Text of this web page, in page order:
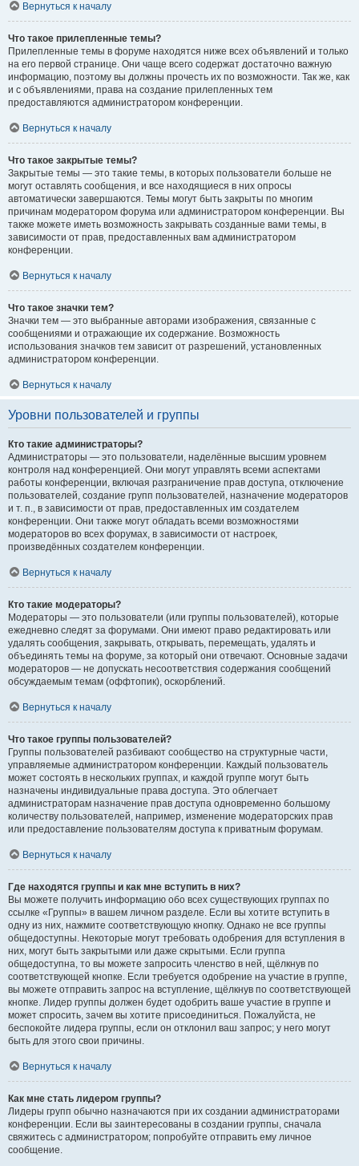
Вернуться к началу
Что такое прилепленные темы?
Прилепленные темы в форуме находятся ниже всех объявлений и только
на его первой странице. Они чаще всего содержат достаточно важную
информацию, поэтому вы должны прочесть их по возможности. Так же, как
и с объявлениями, права на создание прилепленных тем
предоставляются администратором конференции.
Вернуться к началу
Что такое закрытые темы?
Закрытые темы — это такие темы, в которых пользователи больше не
могут оставлять сообщения, и все находящиеся в них опросы
автоматически завершаются. Темы могут быть закрыты по многим
причинам модератором форума или администратором конференции. Вы
также можете иметь возможность закрывать созданные вами темы, в
зависимости от прав, предоставленных вам администратором
конференции.
Вернуться к началу
Что такое значки тем?
Значки тем — это выбранные авторами изображения, связанные с
сообщениями и отражающие их содержание. Возможность
использования значков тем зависит от разрешений, установленных
администратором конференции.
Вернуться к началу
Уровни пользователей и группы
Кто такие администраторы?
Администраторы — это пользователи, наделённые высшим уровнем
контроля над конференцией. Они могут управлять всеми аспектами
работы конференции, включая разграничение прав доступа, отключение
пользователей, создание групп пользователей, назначение модераторов
и т. п., в зависимости от прав, предоставленных им создателем
конференции. Они также могут обладать всеми возможностями
модераторов во всех форумах, в зависимости от настроек,
произведённых создателем конференции.
Вернуться к началу
Кто такие модераторы?
Модераторы — это пользователи (или группы пользователей), которые
ежедневно следят за форумами. Они имеют право редактировать или
удалять сообщения, закрывать, открывать, перемещать, удалять и
объединять темы на форуме, за который они отвечают. Основные задачи
модераторов — не допускать несоответствия содержания сообщений
обсуждаемым темам (оффтопик), оскорблений.
Вернуться к началу
Что такое группы пользователей?
Группы пользователей разбивают сообщество на структурные части,
управляемые администратором конференции. Каждый пользователь
может состоять в нескольких группах, и каждой группе могут быть
назначены индивидуальные права доступа. Это облегчает
администраторам назначение прав доступа одновременно большому
количеству пользователей, например, изменение модераторских прав
или предоставление пользователям доступа к приватным форумам.
Вернуться к началу
Где находятся группы и как мне вступить в них?
Вы можете получить информацию обо всех существующих группах по
ссылке «Группы» в вашем личном разделе. Если вы хотите вступить в
одну из них, нажмите соответствующую кнопку. Однако не все группы
общедоступны. Некоторые могут требовать одобрения для вступления в
них, могут быть закрытыми или даже скрытыми. Если группа
общедоступна, то вы можете запросить членство в ней, щёлкнув по
соответствующей кнопке. Если требуется одобрение на участие в группе,
вы можете отправить запрос на вступление, щёлкнув по соответствующей
кнопке. Лидер группы должен будет одобрить ваше участие в группе и
может спросить, зачем вы хотите присоединиться. Пожалуйста, не
беспокойте лидера группы, если он отклонил ваш запрос; у него могут
быть для этого свои причины.
Вернуться к началу
Как мне стать лидером группы?
Лидеры групп обычно назначаются при их создании администраторами
конференции. Если вы заинтересованы в создании группы, сначала
свяжитесь с администратором; попробуйте отправить ему личное
сообщение.